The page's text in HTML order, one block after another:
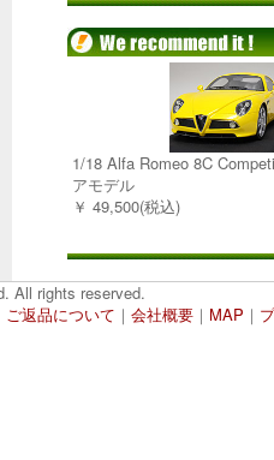
1/18 Alfa Romeo 8C
アモデル
￥ 49,500(税込)
All rights reserved.
ご返品について ｜ 会社概要 ｜ MAP ｜